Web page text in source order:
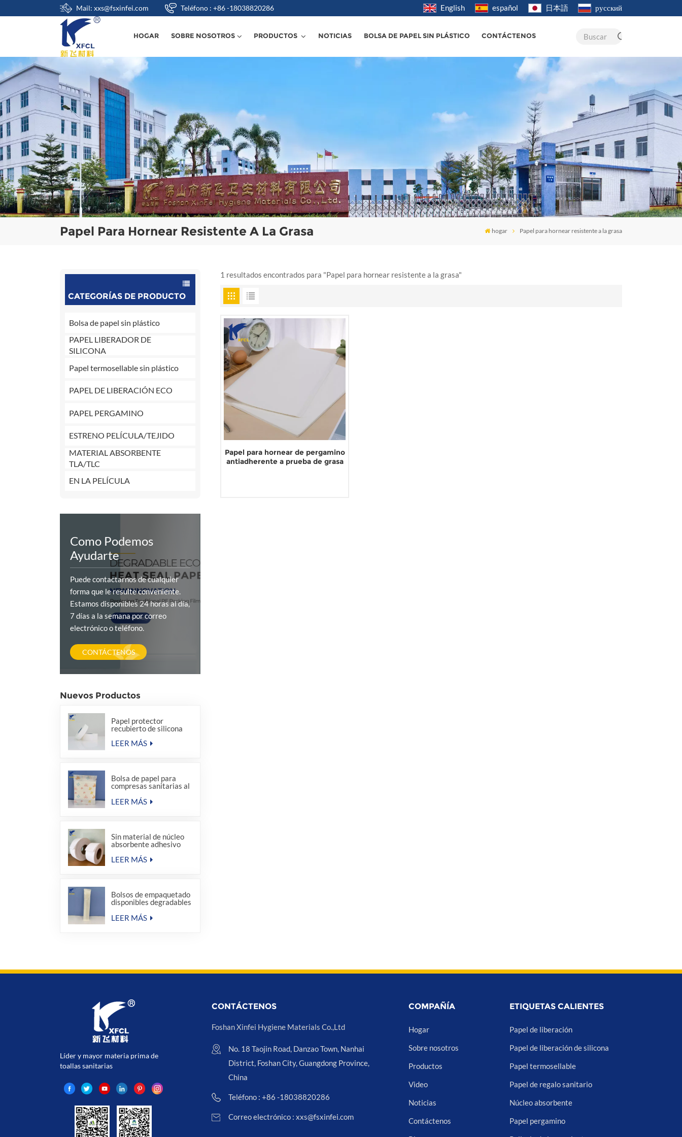
Mail: xxs@fsxinfei.com Teléfono : +86 -18038820286 English español 日本語 русский
HOGAR SOBRE NOSOTROS PRODUCTOS NOTICIAS BOLSA DE PAPEL SIN PLÁSTICO CONTÁCTENOS Buscar
Papel Para Hornear Resistente A La Grasa hogar Papel para hornear resistente a la grasa
CATEGORÍAS DE PRODUCTO
Bolsa de papel sin plástico
PAPEL LIBERADOR DE
SILICONA
Papel termosellable sin plástico
PAPEL DE LIBERACIÓN ECO
PAPEL PERGAMINO
ESTRENO PELÍCULA/TEJIDO
MATERIAL ABSORBENTE
TLA/TLC
EN LA PELÍCULA
Como Podemos
Ayudarte
Puede contactarnos de cualquier
forma que le resulte conveniente.
Estamos disponibles 24 horas al día,
7 días a la semana por correo
electrónico o teléfono.
CONTÁCTENOS
Nuevos Productos
Papel protector
recubierto de silicona
LEER MÁS
Bolsa de papel para
compresas sanitarias al
LEER MÁS
Sin material de núcleo
absorbente adhesivo
compresas sanitarias
LEER MÁS
Bolsos de empaquetado
disponibles degradables
del sellado caliente del
equipo de amenidad del
LEER MÁS
1 resultados encontrados para "Papel para hornear resistente a la grasa"
Papel para hornear de pergamino
antiadherente a prueba de grasa
Líder y mayor materia prima de
toallas sanitarias
CONTÁCTENOS
Foshan Xinfei Hygiene Materials Co.,Ltd
No. 18 Taojin Road, Danzao Town, Nanhai
District, Foshan City, Guangdong Province,
China
Teléfono : +86 -18038820286
Correo electrónico : xxs@fsxinfei.com
COMPAÑÍA
Hogar
Sobre nosotros
Productos
Video
Noticias
Contáctenos
ETIQUETAS CALIENTES
Papel de liberación
Papel de liberación de silicona
Papel termosellable
Papel de regalo sanitario
Núcleo absorbente
Papel pergamino